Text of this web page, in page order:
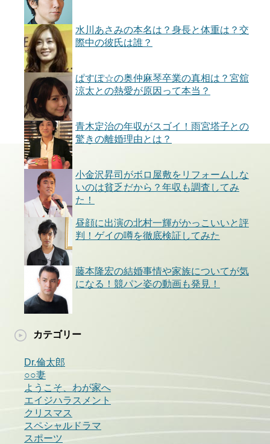
水川あさみの本名は？身長と体重は？交
際中の彼氏は誰？
ぱすぽ☆の奥仲麻琴卒業の真相は？宮舘
涼太との熱愛が原因って本当？
青木定治の年収がスゴイ！雨宮塔子との
驚きの離婚理由とは？
小金沢昇司がボロ屋敷をリフォームしな
いのは貧乏だから？年収も調査してみ
た！
昼顔に出演の北村一輝がかっこいいと評
判！ゲイの噂を徹底検証してみた
藤本隆宏の結婚事情や家族についてが気
になる！競パン姿の動画も発見！
カテゴリー
Dr.倫太郎
○○妻
ようこそ、わが家へ
エイジハラスメント
クリスマス
スペシャルドラマ
スポーツ